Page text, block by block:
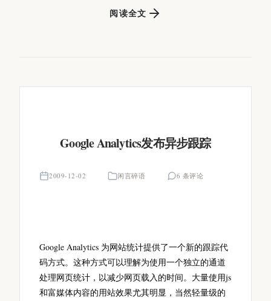
阅读全文
Google Analytics发布异步跟踪
2009-12-02 闲言碎语 6 条评论
Google Analytics 为网站统计提供了一个新的跟踪代
码方式。这种方式可以理解为使用一个独立的通道
处理网页统计，以减少网页载入的时间。大量使用js
和富媒体内容的用站效果尤其明显，当然轻量级的